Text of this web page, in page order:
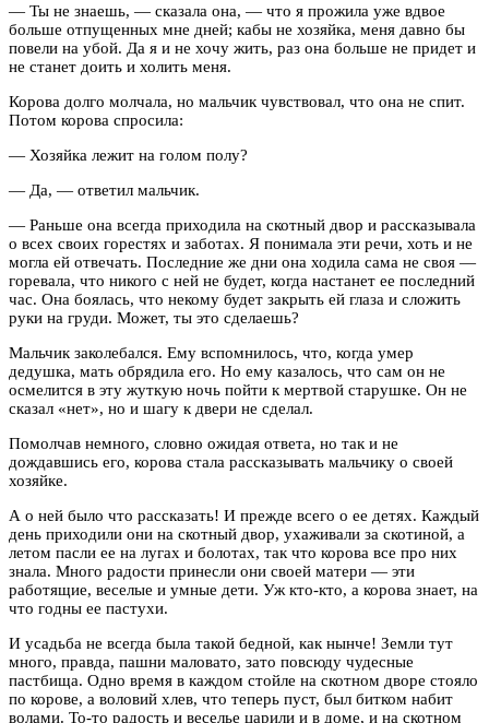
— Ты не знаешь, — сказала она, — что я прожила уже вдвое
больше отпущенных мне дней; кабы не хозяйка, меня давно бы
повели на убой. Да я и не хочу жить, раз она больше не придет и
не станет доить и холить меня.
Корова долго молчала, но мальчик чувствовал, что она не спит.
Потом корова спросила:
— Хозяйка лежит на голом полу?
— Да, — ответил мальчик.
— Раньше она всегда приходила на скотный двор и рассказывала
о всех своих горестях и заботах. Я понимала эти речи, хоть и не
могла ей отвечать. Последние же дни она ходила сама не своя —
горевала, что никого с ней не будет, когда настанет ее последний
час. Она боялась, что некому будет закрыть ей глаза и сложить
руки на груди. Может, ты это сделаешь?
Мальчик заколебался. Ему вспомнилось, что, когда умер
дедушка, мать обрядила его. Но ему казалось, что сам он не
осмелится в эту жуткую ночь пойти к мертвой старушке. Он не
сказал «нет», но и шагу к двери не сделал.
Помолчав немного, словно ожидая ответа, но так и не
дождавшись его, корова стала рассказывать мальчику о своей
хозяйке.
А о ней было что рассказать! И прежде всего о ее детях. Каждый
день приходили они на скотный двор, ухаживали за скотиной, а
летом пасли ее на лугах и болотах, так что корова все про них
знала. Много радости принесли они своей матери — эти
работящие, веселые и умные дети. Уж кто-кто, а корова знает, на
что годны ее пастухи.
И усадьба не всегда была такой бедной, как нынче! Земли тут
много, правда, пашни маловато, зато повсюду чудесные
пастбища. Одно время в каждом стойле на скотном дворе стояло
по корове, а воловий хлев, что теперь пуст, был битком набит
волами. То-то радость и веселье царили и в доме, и на скотном